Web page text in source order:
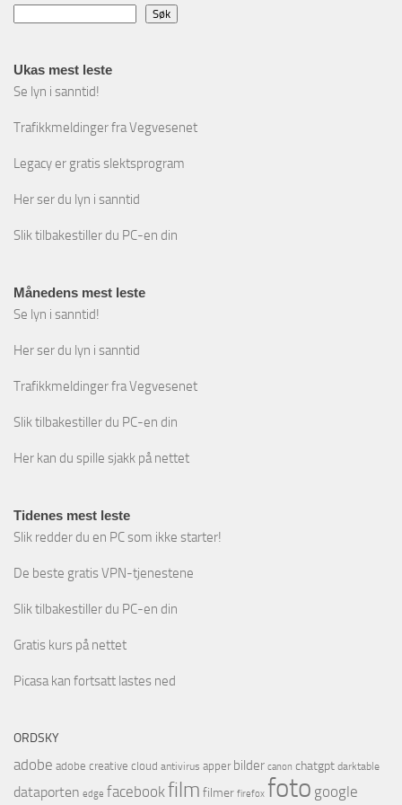
Søk
Ukas mest leste
Se lyn i sanntid!
Trafikkmeldinger fra Vegvesenet
Legacy er gratis slektsprogram
Her ser du lyn i sanntid
Slik tilbakestiller du PC-en din
Månedens mest leste
Se lyn i sanntid!
Her ser du lyn i sanntid
Trafikkmeldinger fra Vegvesenet
Slik tilbakestiller du PC-en din
Her kan du spille sjakk på nettet
Tidenes mest leste
Slik redder du en PC som ikke starter!
De beste gratis VPN-tjenestene
Slik tilbakestiller du PC-en din
Gratis kurs på nettet
Picasa kan fortsatt lastes ned
ORDSKY
adobe adobe creative cloud antivirus apper bilder canon chatgpt darktable
dataporten edge facebookfilm filmer firefox foto google